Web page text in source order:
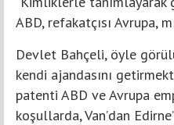
ABD, refakatçısı Avrupa,
Devlet Bahçeli, öyle
kendi ajandasını
patenti ABD ve Avrupa
koşullarda, Van’dan